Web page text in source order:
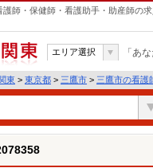
師・保健師・看護助手・助産師の
関東
エリア選択 「あ
東 > 東京都 > 三鷹市 > 三鷹市の看護